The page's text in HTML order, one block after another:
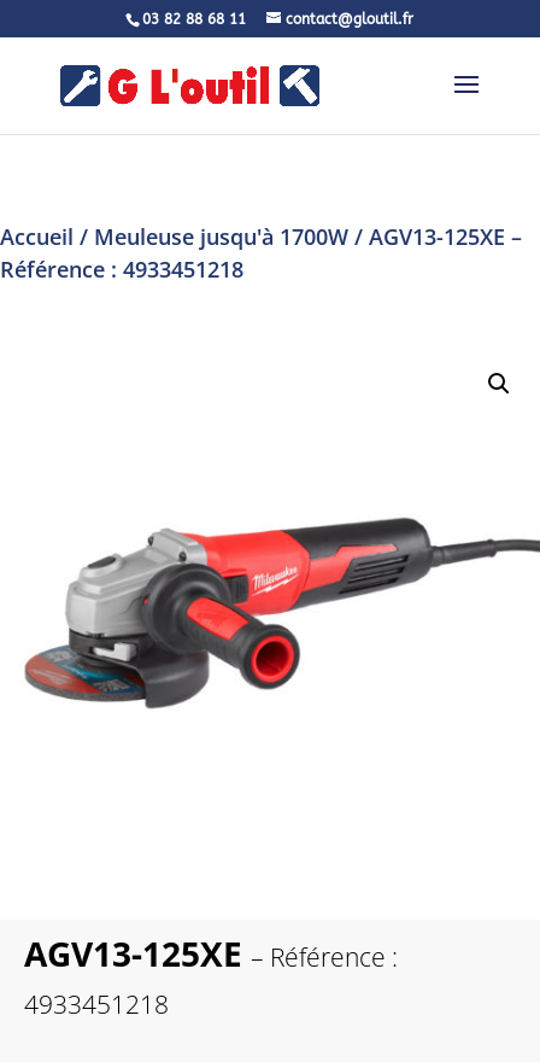
03 82 88 68 11 contact@gloutil.fr
Accueil / Meuleuse jusqu'à 1700W / AGV13-125XE –
Référence : 4933451218
AGV13-125XE – Référence :
4933451218